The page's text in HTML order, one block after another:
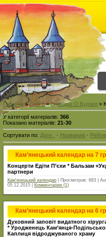
Головна»Статті»Знахідки О.Будзея »
У категорії матеріалів: 366
Показано матеріалів: 21-30
Сортувати по: Дате · Названию ·
Кам’янецький календар на 7
Концерти Едіти П’єхи *Бальзам
партнери
Кам'янецький календар | Просмотров: 683 |
05.12.2015
Комментарии (1)
Кам’янецький календар на 6
Духовний заповіт видатного
* Уродженець Кам’янця-
Каплиця відроджуваного храму